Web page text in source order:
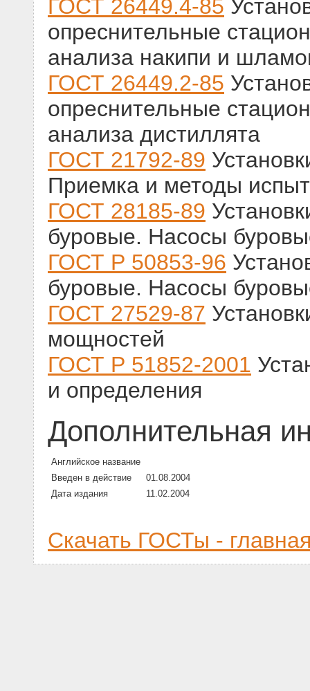
ГОСТ 26449.4-85
опреснительные
анализа накипи и
ГОСТ 26449.2-85
опреснительные
анализа дистиллята
ГОСТ 21792-89
Приемка и методы
ГОСТ 28185-89
буровые. Насосы
ГОСТ Р 50853-96
буровые. Насосы
ГОСТ 27529-87
мощностей
ГОСТ Р 51852-2001
и определения
Дополнительная
Английское название
Введен в действие
01.08.2004
Дата издания
11.02.2004
Скачать ГОСТы -